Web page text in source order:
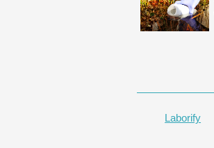
Laborify